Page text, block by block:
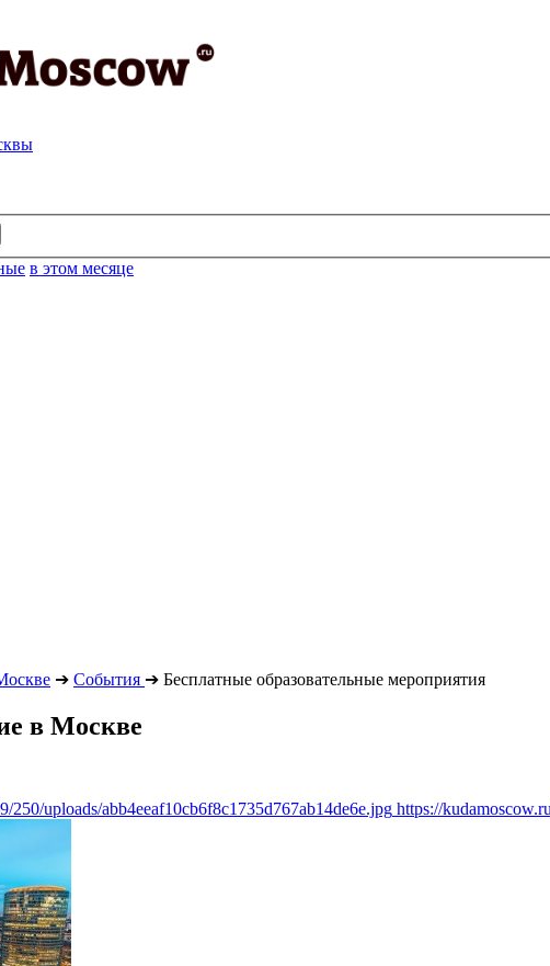
в этом месяце
➔ События ➔ Бесплатные образовательные мероприятия
в Москве
250/uploads/abb4eeaf10cb6f8c1735d767ab14de6e.jpg https://